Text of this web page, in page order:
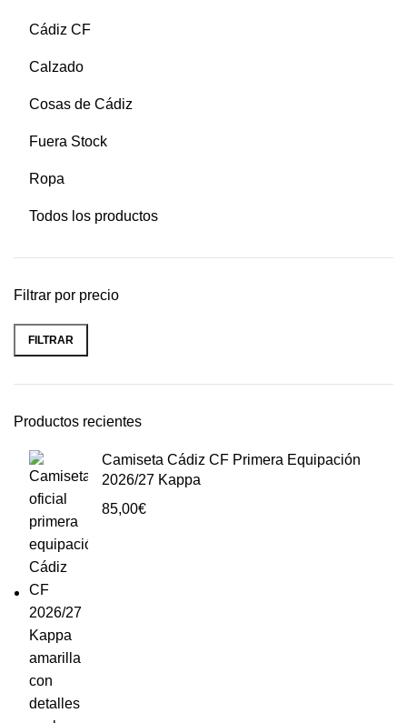
Cádiz CF
Calzado
Cosas de Cádiz
Fuera Stock
Ropa
Todos los productos
Filtrar por precio
FILTRAR
Productos recientes
Camiseta Cádiz CF Primera Equipación
2026/27 Kappa
85,00€